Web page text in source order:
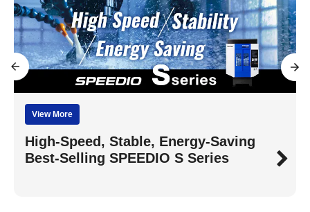
View More
High-Speed, Stable, Energy-Saving
Best-Selling SPEEDIO S Series